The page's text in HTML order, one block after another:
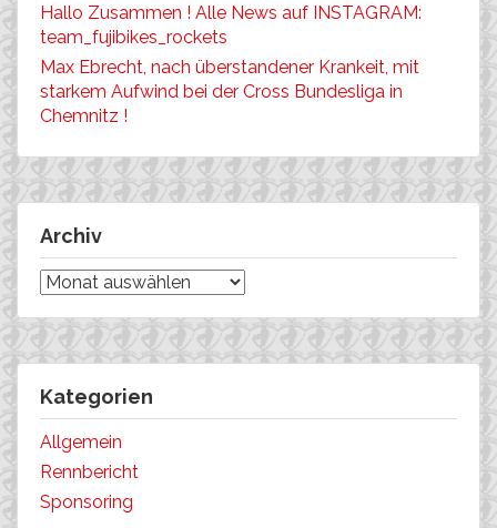
Hallo Zusammen ! Alle News auf INSTAGRAM:
team_fujibikes_rockets
Max Ebrecht, nach überstandener Krankeit, mit
starkem Aufwind bei der Cross Bundesliga in
Chemnitz !
Archiv
Archiv
Kategorien
Allgemein
Rennbericht
Sponsoring